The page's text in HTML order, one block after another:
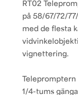
RT02
på 58/67/72/
med de flesta
vignettering.
1/4-tums